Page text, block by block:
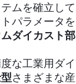
ムを確立して
パラメータを
ダイカスト部
な工業用ダイ
さまざまな産